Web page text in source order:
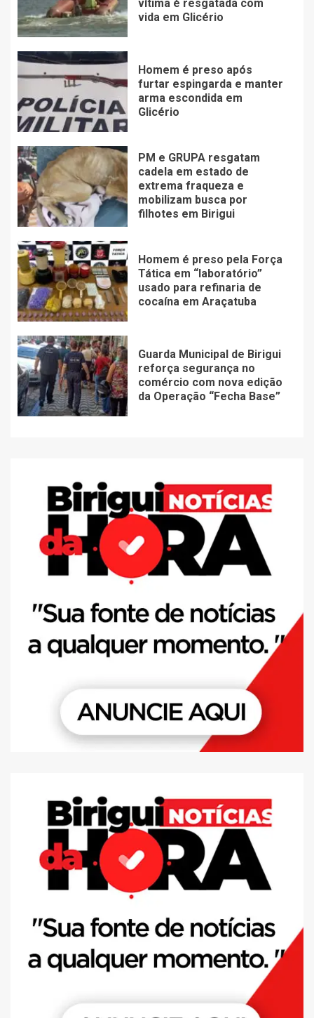
vítima é resgatada com
vida em Glicério
Homem é preso após
furtar espingarda e manter
arma escondida em
Glicério
PM e GRUPA resgatam
cadela em estado de
extrema fraqueza e
mobilizam busca por
filhotes em Birigui
Homem é preso pela Força
Tática em “laboratório”
usado para refinaria de
cocaína em Araçatuba
Guarda Municipal de Birigui
reforça segurança no
comércio com nova edição
da Operação “Fecha Base”